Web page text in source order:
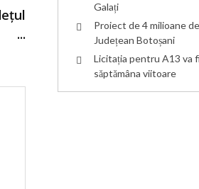
...
Galați
Proiect de 4 milioane
Județean Botoșani
Licitația pentru A13 va
săptămâna viitoare